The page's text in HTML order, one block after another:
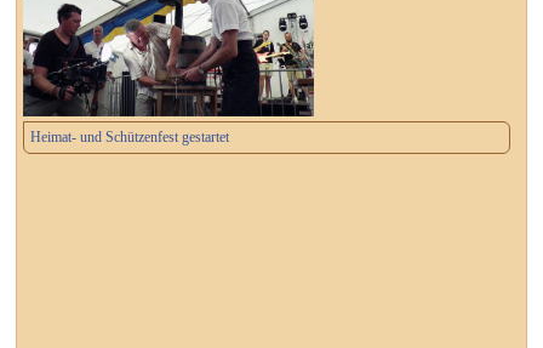
Heimat- und Schützenfest gestartet